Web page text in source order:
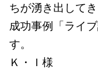
動産投資本／書評 ニ
ース・「健美家」サイ
より 皆さんはビル投
、テナント投資につい
どう思われるだろう
書けま
回は5月
されま
shupp
だ。ピ
の。た
ちが湧き出して
成功事例「ライ
す。
Ｋ・Ｉ様